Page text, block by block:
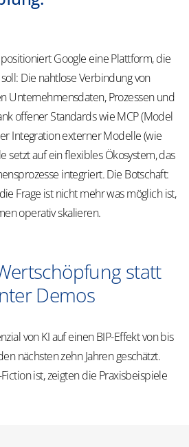
Google eine Plattform, die
Die nahtlose Verbindung von
Unternehmensdaten, Prozessen und
offener Standards wie MCP (Model
Integration externer Modelle (wie
setzt auf ein flexibles Ökosystem, das
integriert. Die Botschaft:
Frage ist nicht mehr was möglich ist,
operativ skalieren.
statt
Demos
von KI auf einen BIP-Effekt von bis
nächsten zehn Jahren geschätzt.
ist, zeigten die Praxisbeispiele